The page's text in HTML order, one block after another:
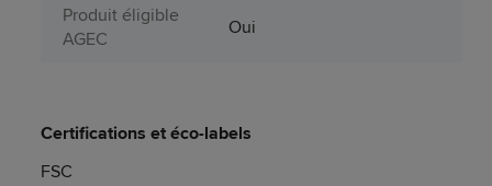
Produit éligible
AGEC
Oui
Certifications et éco-labels
FSC